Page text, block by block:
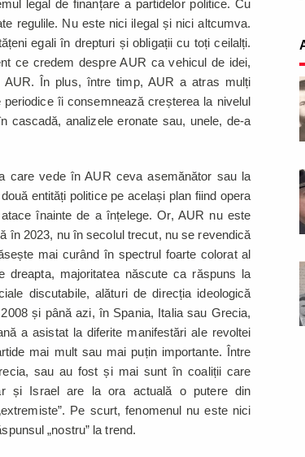
legal de finanțare a partidelor politice. Cu
regulile. Nu este nici ilegal și nici altcumva.
egali în drepturi și obligații cu toți ceilalți.
ce credem despre AUR ca vehicul de idei,
În plus, între timp, AUR a atras mulți
îi consemnează creșterea la nivelul
cascadă, analizele eronate sau, unele, de-a
care vede în AUR ceva asemănător sau la
entități politice pe același plan fiind opera
înainte de a înțelege. Or, AUR nu este
în 2023, nu în secolul trecut, nu se revendică
mai curând în spectrul foarte colorat al
majoritatea născute ca răspuns la
discutabile, alături de direcția ideologică
și până azi, în Spania, Italia sau Grecia,
a asistat la diferite manifestări ale revoltei
mai mult sau mai puțin importante. Între
sau au fost și mai sunt în coaliții care
și Israel are la ora actuală o putere din
Pe scurt, fenomenul nu este nici
„nostru” la trend.